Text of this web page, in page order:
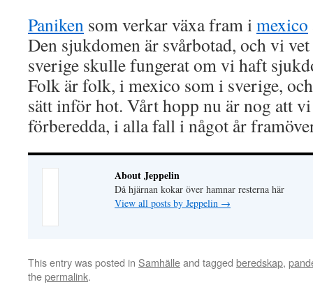
Paniken som verkar växa fram imexico
Den sjukdomen är svårbotad, och vi
sverige skulle fungerat om vi haft
Folk är folk, i mexico som i sverige,
sätt inför hot. Vårt hopp nu är nog att
förberedda, i alla fall i något år
About Jeppelin
Då hjärnan kokar över hamnar resterna här
View all posts by Jeppelin →
This entry was posted in Samhälleand tagged beredskap,
thepermalink.